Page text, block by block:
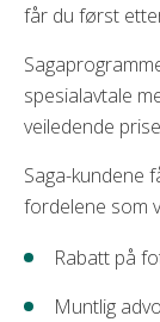
får du først
spesialavtale
veiledende
Saga-kundene
fordelene som
Rabatt på
Muntlig